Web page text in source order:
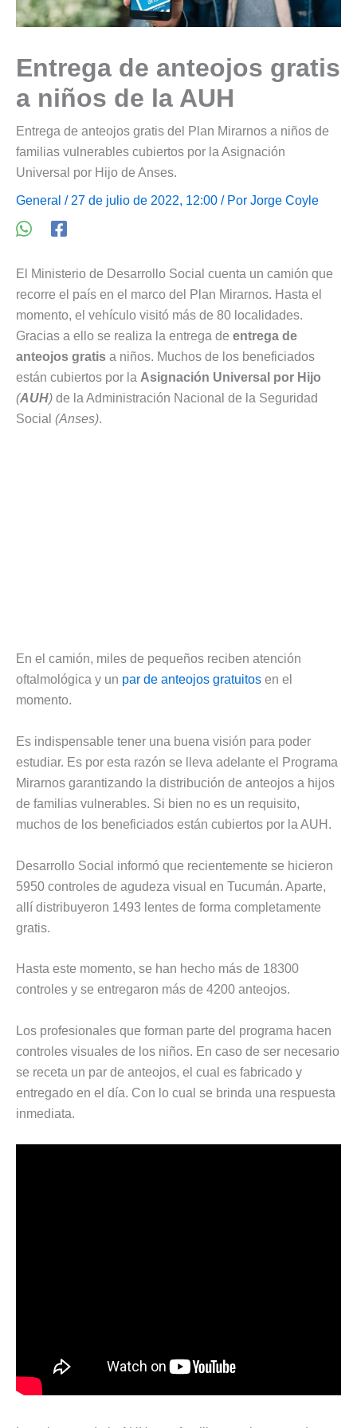
Entrega de anteojos gratis
a niños de la AUH
Entrega de anteojos gratis del Plan Mirarnos a niños de
familias vulnerables cubiertos por la Asignación
Universal por Hijo de Anses.
General / 27 de julio de 2022, 12:00 / Por Jorge Coyle
El Ministerio de Desarrollo Social cuenta un camión que
recorre el país en el marco del Plan Mirarnos. Hasta el
momento, el vehículo visitó más de 80 localidades.
Gracias a ello se realiza la entrega de entrega de
anteojos gratis a niños. Muchos de los beneficiados
están cubiertos por la Asignación Universal por Hijo
(AUH) de la Administración Nacional de la Seguridad
Social (Anses).
En el camión, miles de pequeños reciben atención
oftalmológica y un par de anteojos gratuitos en el
momento.
Es indispensable tener una buena visión para poder
estudiar. Es por esta razón se lleva adelante el Programa
Mirarnos garantizando la distribución de anteojos a hijos
de familias vulnerables. Si bien no es un requisito,
muchos de los beneficiados están cubiertos por la AUH.
Desarrollo Social informó que recientemente se hicieron
5950 controles de agudeza visual en Tucumán. Aparte,
allí distribuyeron 1493 lentes de forma completamente
gratis.
Hasta este momento, se han hecho más de 18300
controles y se entregaron más de 4200 anteojos.
Los profesionales que forman parte del programa hacen
controles visuales de los niños. En caso de ser necesario
se receta un par de anteojos, el cual es fabricado y
entregado en el día. Con lo cual se brinda una respuesta
inmediata.